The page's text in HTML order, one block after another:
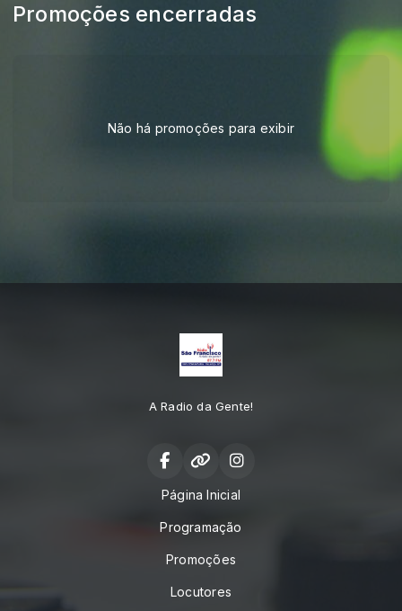
Promoções encerradas
Não há promoções para exibir
A Radio da Gente!
Página Inicial
Programação
Promoções
Locutores